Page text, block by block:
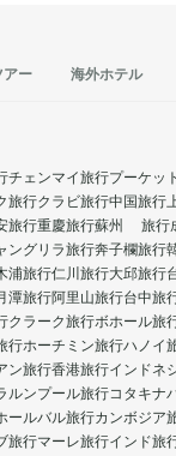
アー 海外ホテル
チェンマイ旅行プーケッ
旅行クラビ旅行中国旅行
旅行重慶旅行蘇州 旅行
ングリラ旅行奔子欄旅行
浦旅行仁川旅行大邱旅行
潭旅行阿里山旅行台中旅
クラーク旅行ボホール旅
行ホーチミン旅行ハノイ
ン旅行香港旅行インドネ
ルンプール旅行コタキナ
ールバル旅行カンボジア
旅行マーレ旅行インド旅